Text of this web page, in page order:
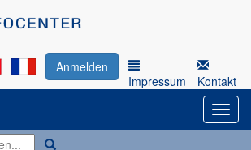
Anmelden
Impressum
Kontakt